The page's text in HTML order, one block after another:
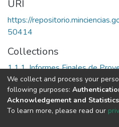
URI
https://
50414
Collections
1.1.1. Informes Finales de
Full item page
DSpace software
We collect and process your
following purposes:
Acknowledgement and Statistics
To learn more, please read our